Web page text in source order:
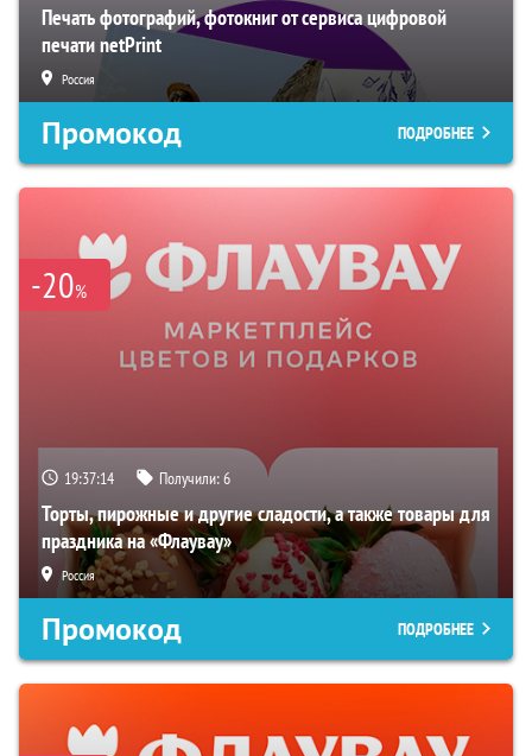
Печать фотографий, фотокниг от сервиса цифровой
печати netPrint
Россия
Промокод ПОДРОБНЕЕ
-20%
19:37:13 Получили:6
Торты, пирожные и другие сладости, а также товары для
праздника на «Флаувау»
Россия
Промокод ПОДРОБНЕЕ